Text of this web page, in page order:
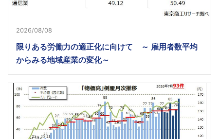
2026/08/08
限りある労働力の適正化に向けて ～ 雇用者数平均
からみる地域産業の変化～